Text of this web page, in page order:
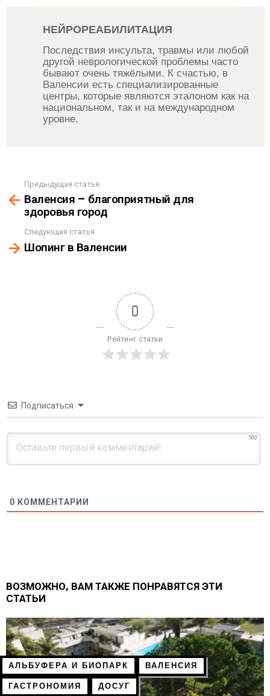
НЕЙРОРЕАБИЛИТАЦИЯ
Последствия инсульта, травмы или любой
другой неврологической проблемы часто
бывают очень тяжёлыми. К счастью, в
Валенсии есть специализированные
центры, которые являются эталоном как на
национальном, так и на международном
уровне.
See
more
Предыдущая статья
Валенсия – благоприятный для
здоровья город
Следующая статья
Шопинг в Валенсии
0
Рейтинг статьи
Подписаться
500
0 КОММЕНТАРИИ
ВОЗМОЖНО, ВАМ ТАКЖЕ ПОНРАВЯТСЯ ЭТИ
СТАТЬИ
АЛЬБУФЕРА И БИОПАРК ВАЛЕНСИЯ
ГАСТРОНОМИЯ ДОСУГ